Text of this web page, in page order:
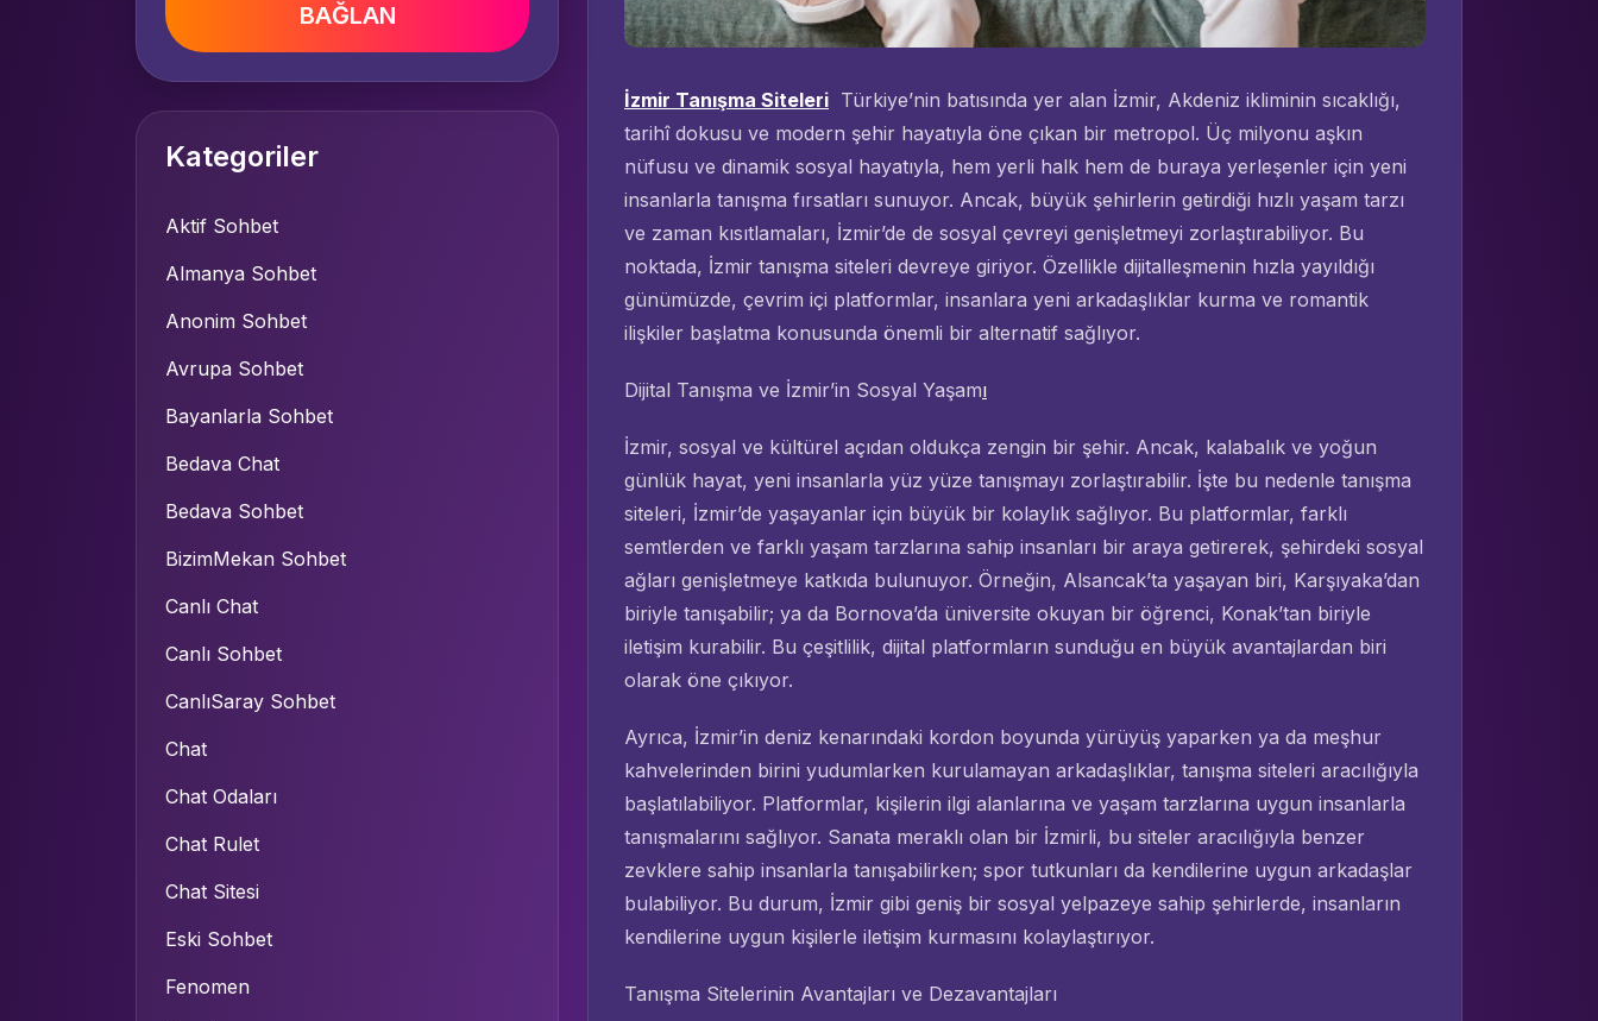
İzmir Tanışma Siteleri Türkiye’nin batısında yer alan İzmir, Akdeniz ikliminin sıcaklığı,
tarihî dokusu ve modern şehir hayatıyla öne çıkan bir metropol. Üç milyonu aşkın
nüfusu ve dinamik sosyal hayatıyla, hem yerli halk hem de buraya yerleşenler için yeni
insanlarla tanışma fırsatları sunuyor. Ancak, büyük şehirlerin getirdiği hızlı yaşam tarzı
ve zaman kısıtlamaları, İzmir’de de sosyal çevreyi genişletmeyi zorlaştırabiliyor. Bu
noktada, İzmir tanışma siteleri devreye giriyor. Özellikle dijitalleşmenin hızla yayıldığı
günümüzde, çevrim içi platformlar, insanlara yeni arkadaşlıklar kurma ve romantik
ilişkiler başlatma konusunda önemli bir alternatif sağlıyor.
Dijital Tanışma ve İzmir’in Sosyal Yaşamı
İzmir, sosyal ve kültürel açıdan oldukça zengin bir şehir. Ancak, kalabalık ve yoğun
günlük hayat, yeni insanlarla yüz yüze tanışmayı zorlaştırabilir. İşte bu nedenle tanışma
siteleri, İzmir’de yaşayanlar için büyük bir kolaylık sağlıyor. Bu platformlar, farklı
semtlerden ve farklı yaşam tarzlarına sahip insanları bir araya getirerek, şehirdeki sosyal
ağları genişletmeye katkıda bulunuyor. Örneğin, Alsancak’ta yaşayan biri, Karşıyaka’dan
biriyle tanışabilir; ya da Bornova’da üniversite okuyan bir öğrenci, Konak’tan biriyle
iletişim kurabilir. Bu çeşitlilik, dijital platformların sunduğu en büyük avantajlardan biri
olarak öne çıkıyor.
Ayrıca, İzmir’in deniz kenarındaki kordon boyunda yürüyüş yaparken ya da meşhur
kahvelerinden birini yudumlarken kurulamayan arkadaşlıklar, tanışma siteleri aracılığıyla
başlatılabiliyor. Platformlar, kişilerin ilgi alanlarına ve yaşam tarzlarına uygun insanlarla
tanışmalarını sağlıyor. Sanata meraklı olan bir İzmirli, bu siteler aracılığıyla benzer
zevklere sahip insanlarla tanışabilirken; spor tutkunları da kendilerine uygun arkadaşlar
bulabiliyor. Bu durum, İzmir gibi geniş bir sosyal yelpazeye sahip şehirlerde, insanların
kendilerine uygun kişilerle iletişim kurmasını kolaylaştırıyor.
Tanışma Sitelerinin Avantajları ve Dezavantajları
BAĞLAN
Kategoriler
Aktif Sohbet
Almanya Sohbet
Anonim Sohbet
Avrupa Sohbet
Bayanlarla Sohbet
Bedava Chat
Bedava Sohbet
BizimMekan Sohbet
Canlı Chat
Canlı Sohbet
CanlıSaray Sohbet
Chat
Chat Odaları
Chat Rulet
Chat Sitesi
Eski Sohbet
Fenomen